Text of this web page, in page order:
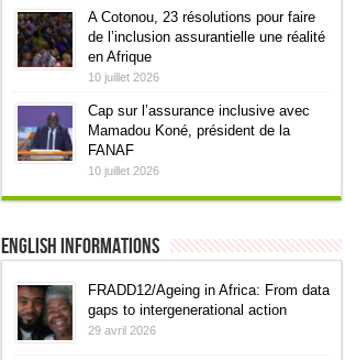
A Cotonou, 23 résolutions pour faire
de l’inclusion assurantielle une réalité
en Afrique
10 juillet 2026
Cap sur l’assurance inclusive avec
Mamadou Koné, président de la
FANAF
10 juillet 2026
English informations
FRADD12/Ageing in Africa: From data
gaps to intergenerational action
29 avril 2026